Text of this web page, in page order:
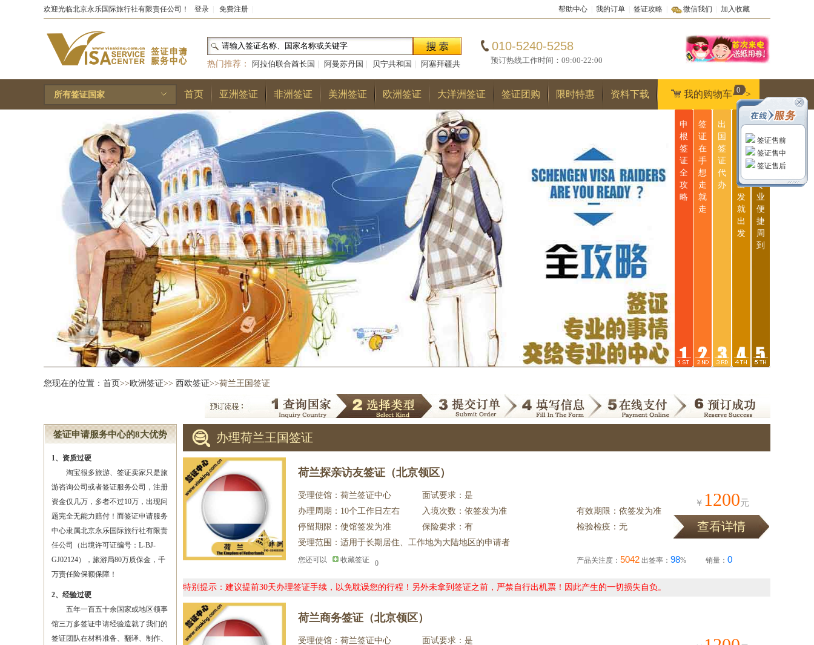
欢迎光临北京永乐国际旅行社有限责任公司！ 登录 免费注册 帮助中心 我的订单 签证攻略 微信我们 加入收藏
热门推荐： 阿拉伯联合酋长国 阿曼苏丹国 贝宁共和国
阿塞拜疆共
和国|布基纳法索|巴勒斯坦国|阿尔巴尼亚共和国|多哥共和国|巴
林王国|安道尔公国|
010-5240-5258
预订热线工作时间：09:00-22:00
所有签证国家 首页 亚洲签证 非洲签证 美洲签证 欧洲签证 大洋洲签证 签证团购 限时特惠 资料下载 我的购物车 >
0
申
根
签
证
全
攻
略
签
证
在
手
想
走
就
走
出
国
签
证
代
办
无
说
出
发
就
出
发
一
站
式
服
专
业
便
捷
周
到
您现在的位置： 首页>>欧洲签证>> 西欧签证>>荷兰王国签证
签证申请服务中心的8大优势
1、资质过硬
淘宝很多旅游、签证卖家只是旅
游咨询公司或者签证服务公司，注册
资金仅几万，多者不过10万，出现问
题完全无能力赔付！而签证申请服务
中心隶属北京永乐国际旅行社有限责
任公司（出境许可证编号：L-BJ-
GJ02124），旅游局80万质保金，千
万责任险保额保障！
2、经验过硬
五年一百五十余国家或地区领事
馆三万多签证申请经验造就了我们的
签证团队在材料准备、翻译、制作、
办理荷兰王国签证
荷兰探亲访友签证（北京领区）
受理使馆：荷兰签证中心
面试要求：是
办理周期：10个工作日左右
入境次数：依签发为准
有效期限：依签发为准
停留期限：使馆签发为准
保险要求：有
检验检疫：无
受理范围：适用于长期居住、工作地为大陆地区的申请者
￥ 1200元
查看详情
您还可以 收藏签证 0 产品关注度：5042 出签率： 98% 销量：0
特别提示：建议提前30天办理签证手续，以免耽误您的行程！另外未拿到签证之前，严禁自行出机票！因此产生的一切损失自负。
荷兰商务签证（北京领区）
受理使馆：荷兰签证中心
面试要求：是
签证售前
签证售中
签证售后